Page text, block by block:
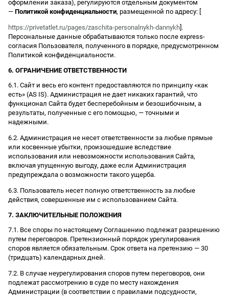
оформлении заказа), регулируются отдельным документом
— Политикой конфиденциальности, размещенной по адресу: [
https://privetatlet.ru/pages/zaschita-personalnykh-dannykh].
Персональные данные обрабатываются только после express-
согласия Пользователя, полученного в порядке, предусмотренном
Политикой конфиденциальности.
6. ОГРАНИЧЕНИЕ ОТВЕТСТВЕННОСТИ
6.1. Сайт и весь его контент предоставляются по принципу «как
есть» (AS IS). Администрация не дает никаких гарантий, что
функционал Сайта будет бесперебойным и безошибочным, а
результаты, полученные с его помощью, — точными и
надежными.
6.2. Администрация не несет ответственности за любые прямые
или косвенные убытки, произошедшие вследствие
использования или невозможности использования Сайта,
включая упущенную выгоду, даже если Администрация
предупреждала о возможности такого ущерба.
6.3. Пользователь несет полную ответственность за любые
действия, совершенные им с использованием Сайта.
7. ЗАКЛЮЧИТЕЛЬНЫЕ ПОЛОЖЕНИЯ
7.1. Все споры по настоящему Соглашению подлежат разрешению
путем переговоров. Претензионный порядок урегулирования
споров является обязательным. Срок ответа на претензию — 30
(тридцать) календарных дней.
7.2. В случае неурегулирования споров путем переговоров, они
подлежат рассмотрению в суде по месту нахождения
Администрации (в соответствии с правилами подсудности,